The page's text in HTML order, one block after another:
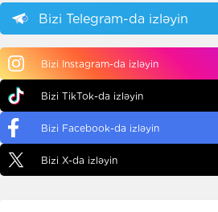
Bizi Telegram-da izləyin
Bizi Instagram-da izləyin
Bizi TikTok-da izləyin
Bizi Facebook-da izləyin
Bizi X-da izləyin